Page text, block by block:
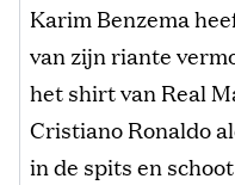
Karim Benzema
van zijn riante
het shirt van Real
Cristiano Ronaldo
in de spits en